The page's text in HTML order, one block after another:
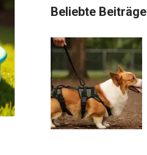
Beliebte Beiträge